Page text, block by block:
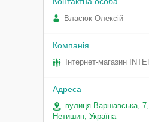
Власюк Олексій
Інтернет-магазин
вулиця Варшавська,
Нетишин, Україна